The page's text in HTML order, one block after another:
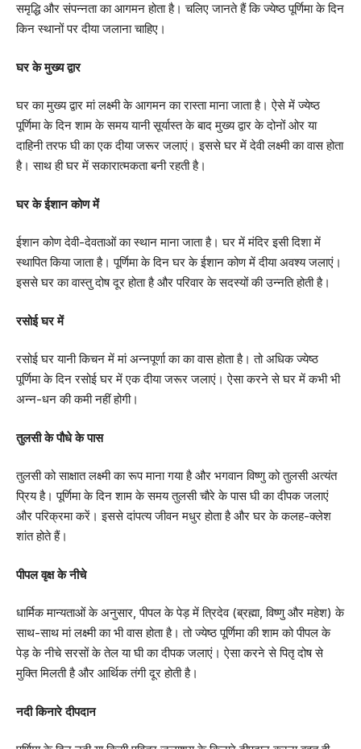
समृद्धि और संपन्नता का आगमन होता है। चलिए जानते हैं कि ज्येष्ठ पूर्णिमा के दिन
किन स्थानों पर दीया जलाना चाहिए।
घर के मुख्य द्वार
घर का मुख्य द्वार मां लक्ष्मी के आगमन का रास्ता माना जाता है। ऐसे में ज्येष्ठ
पूर्णिमा के दिन शाम के समय यानी सूर्यास्त के बाद मुख्य द्वार के दोनों ओर या
दाहिनी तरफ घी का एक दीया जरूर जलाएं। इससे घर में देवी लक्ष्मी का वास होता
है। साथ ही घर में सकारात्मकता बनी रहती है।
घर के ईशान कोण में
ईशान कोण देवी-देवताओं का स्थान माना जाता है। घर में मंदिर इसी दिशा में
स्थापित किया जाता है। पूर्णिमा के दिन घर के ईशान कोण में दीया अवश्य जलाएं।
इससे घर का वास्तु दोष दूर होता है और परिवार के सदस्यों की उन्नति होती है।
रसोई घर में
रसोई घर यानी किचन में मां अन्नपूर्णा का का वास होता है। तो अधिक ज्येष्ठ
पूर्णिमा के दिन रसोई घर में एक दीया जरूर जलाएं। ऐसा करने से घर में कभी भी
अन्न-धन की कमी नहीं होगी।
तुलसी के पौधे के पास
तुलसी को साक्षात लक्ष्मी का रूप माना गया है और भगवान विष्णु को तुलसी अत्यंत
प्रिय है। पूर्णिमा के दिन शाम के समय तुलसी चौरे के पास घी का दीपक जलाएं
और परिक्रमा करें। इससे दांपत्य जीवन मधुर होता है और घर के कलह-क्लेश
शांत होते हैं।
पीपल वृक्ष के नीचे
धार्मिक मान्यताओं के अनुसार, पीपल के पेड़ में त्रिदेव (ब्रह्मा, विष्णु और महेश) के
साथ-साथ मां लक्ष्मी का भी वास होता है। तो ज्येष्ठ पूर्णिमा की शाम को पीपल के
पेड़ के नीचे सरसों के तेल या घी का दीपक जलाएं। ऐसा करने से पितृ दोष से
मुक्ति मिलती है और आर्थिक तंगी दूर होती है।
नदी किनारे दीपदान